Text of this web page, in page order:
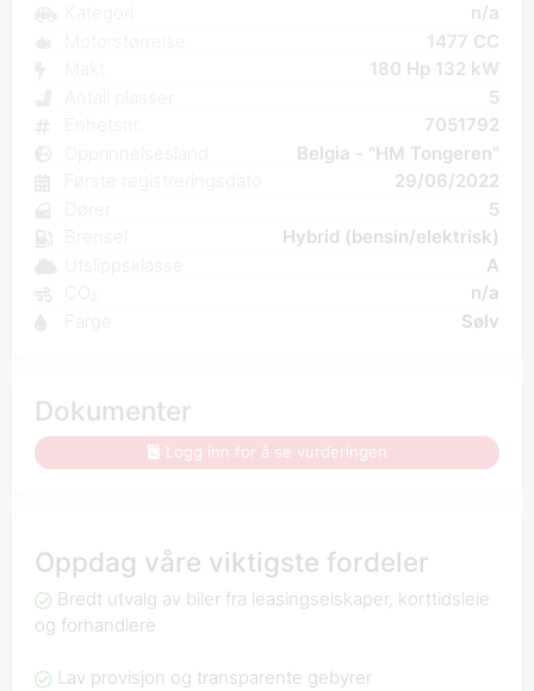
n/a
1477 CC
180 Hp 132 kW
5
7051792
Belgia - "HM Tongeren"
29/06/2022
5
Hybrid (bensin/elektrisk)
A
n/a
Sølv
Dokumenter
Logg inn for å se vurderingen
Oppdag våre viktigste fordeler
Bredt utvalg av biler fra leasingselskaper, korttidsleie
og forhandlere
Lav provisjon og transparente gebyrer